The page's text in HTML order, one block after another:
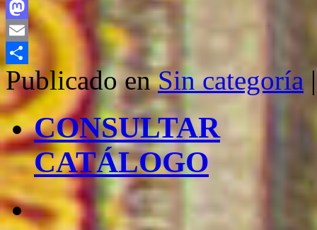
Facebook
Mastodon
Email
Compartir
Publicado en Sin categoría |
CONSULTAR
CATÁLOGO